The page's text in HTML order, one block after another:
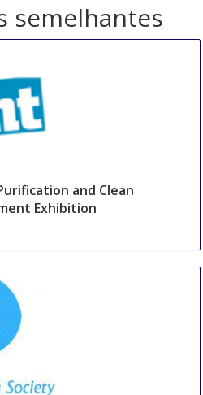
semelhantes
and Clean
Exhibition